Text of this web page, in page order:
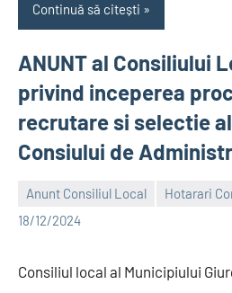
Continuă să citești
ANUNT al Consiliului
privind inceperea
recrutare si selectie
Consiului de
Anunt Consiliul Local
Hotarari
18/12/2024
Alexandru
Consiliul local al Municipiului